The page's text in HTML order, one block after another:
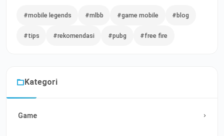
#mobile legends #mlbb #game mobile #blog
#tips #rekomendasi #pubg #free fire
Kategori
Game